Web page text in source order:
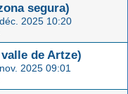
segura)
2025 10:20
de Artze)
2025 09:01